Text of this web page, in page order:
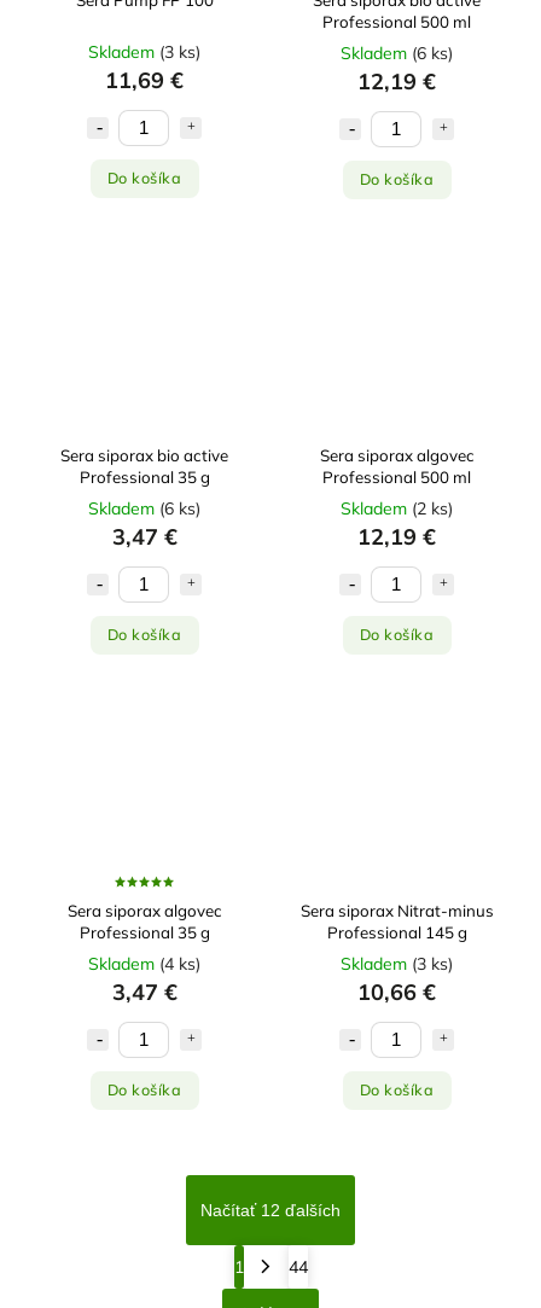
Skladem (3 ks)
11,69 €
Do košíka
Professional 500 ml
Skladem (6 ks)
12,19 €
Do košíka
Sera siporax bio active
Professional 35 g
Skladem (6 ks)
3,47 €
Do košíka
Sera siporax algovec
Professional 500 ml
Skladem (2 ks)
12,19 €
Do košíka
Sera siporax algovec
Professional 35 g
Skladem (4 ks)
3,47 €
Do košíka
Sera siporax Nitrat-minus
Professional 145 g
Skladem (3 ks)
10,66 €
Do košíka
Načítať 12 ďalších
1 44